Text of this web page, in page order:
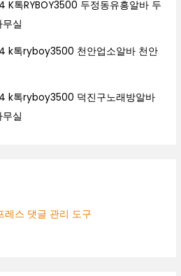
K톡RYBOY3500 두정동유흥알바 두
실
k톡ryboy3500 천안업소알바 천안
k톡ryboy3500 덕진구노래방알바
실
레스 댓글 관리 도구